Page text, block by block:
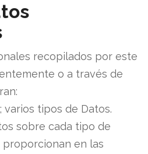
recopilados por este
o a través de
varios tipos de Datos.
sobre cada tipo de
en las